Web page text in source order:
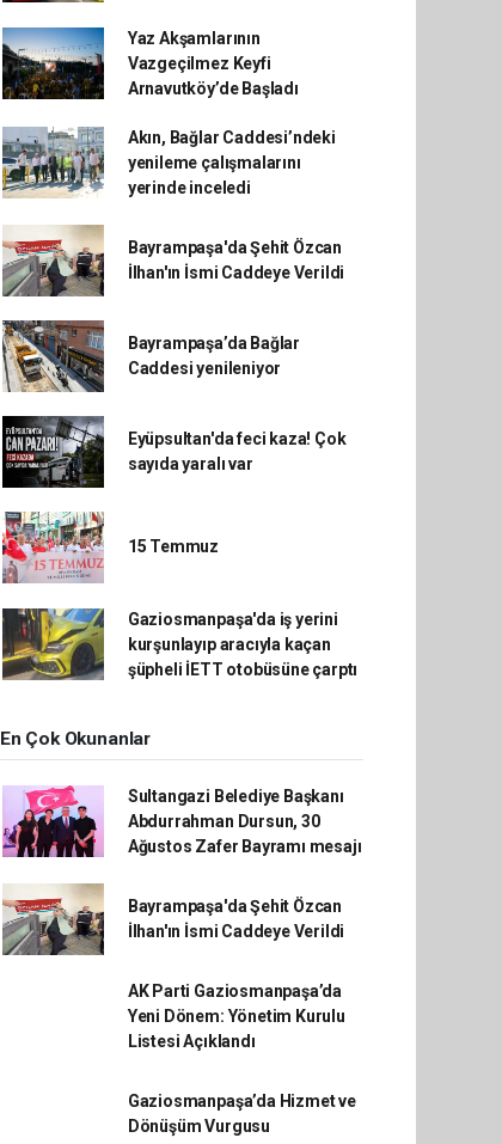
Yaz Akşamlarının
Vazgeçilmez Keyfi
Arnavutköy’de Başladı
Akın, Bağlar Caddesi’ndeki
yenileme çalışmalarını
yerinde inceledi
Bayrampaşa'da Şehit Özcan
İlhan'ın İsmi Caddeye Verildi
Bayrampaşa’da Bağlar
Caddesi yenileniyor
Eyüpsultan'da feci kaza! Çok
sayıda yaralı var
15 Temmuz
Gaziosmanpaşa'da iş yerini
kurşunlayıp aracıyla kaçan
şüpheli İETT otobüsüne çarptı
En Çok Okunanlar
Sultangazi Belediye Başkanı
Abdurrahman Dursun, 30
Ağustos Zafer Bayramı mesajı
Bayrampaşa'da Şehit Özcan
İlhan'ın İsmi Caddeye Verildi
AK Parti Gaziosmanpaşa’da
Yeni Dönem: Yönetim Kurulu
Listesi Açıklandı
Gaziosmanpaşa’da Hizmet ve
Dönüşüm Vurgusu